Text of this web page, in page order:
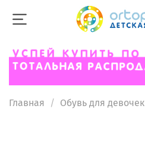
Главная Обувь для девочек